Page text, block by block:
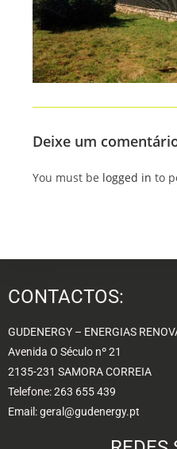
Deixe um
You must be logged in to
CONTACTOS:
GUDENERGY – ENERGIAS
Avenida O Século nº 21
2135-231 SAMORA CORREIA
Telefone: 263 655 439
Email: geral@gudenergy.pt